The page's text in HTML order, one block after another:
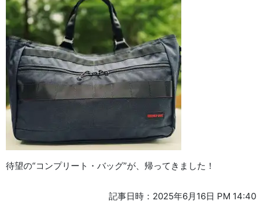
待望の“コンプリート・バッグ”が、帰ってきました！
記事日時：2025年6月16日 PM 14:40